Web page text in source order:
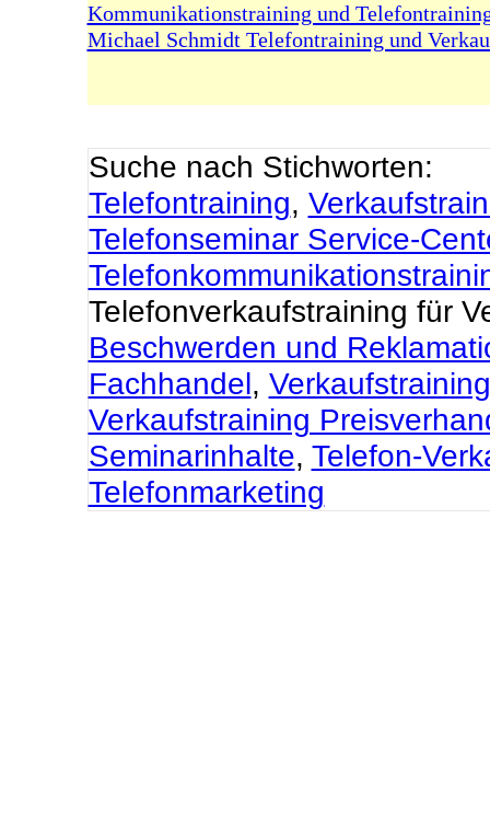
Kommunikationstraining und
Michael Schmidt Telefontraining und
Suche nach Stichworten:
Telefontraining,
Telefonseminar Service-
Telefonverkaufstraining für
Beschwerden und
Fachhandel,
Verkaufstraining
Seminarinhalte, Telefon-
Telefonmarketing